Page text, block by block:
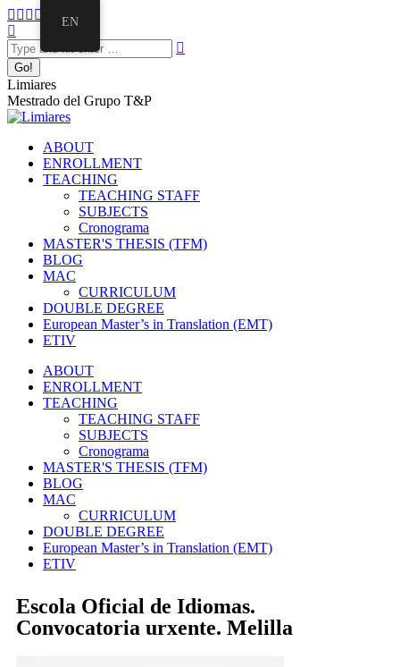
Limiares
Mestrado del Grupo T&P
ABOUT
ENROLLMENT
TEACHING
TEACHING STAFF
SUBJECTS
Cronograma
MASTER'S THESIS (TFM)
BLOG
MAC
CURRICULUM
DOUBLE DEGREE
European Master’s in Translation (EMT)
ETIV
ABOUT
ENROLLMENT
TEACHING
TEACHING STAFF
SUBJECTS
Cronograma
MASTER'S THESIS (TFM)
BLOG
MAC
CURRICULUM
DOUBLE DEGREE
European Master’s in Translation (EMT)
ETIV
Escola Oficial de Idiomas.
Convocatoria urxente. Melilla
EN